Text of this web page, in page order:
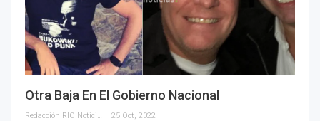
Otra Baja En El Gobierno Nacional
25 Oct, 2022